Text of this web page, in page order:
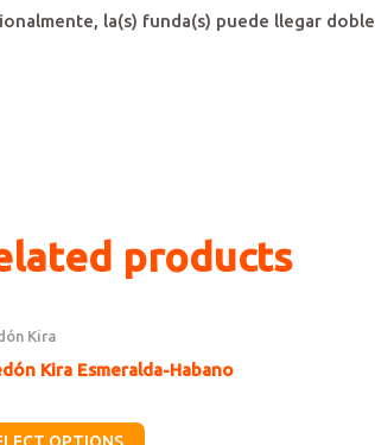
la(s) funda(s) puede llegar
products
Kira
Kira Esmeralda-Habano
OPTIONS